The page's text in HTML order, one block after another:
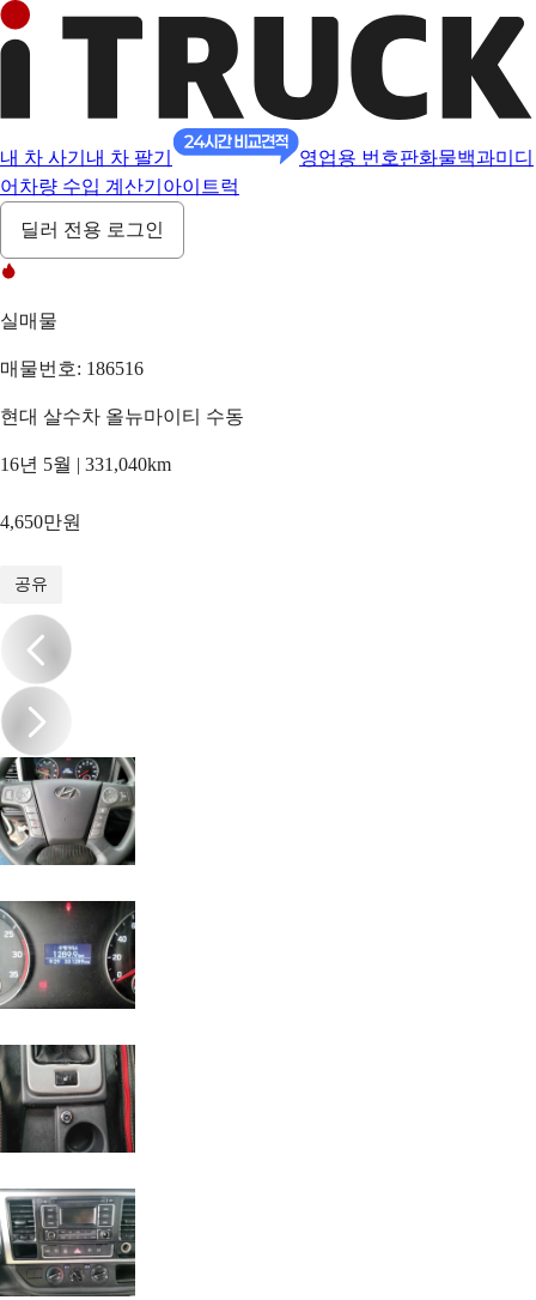
내 차 사기 내 차 팔기 영업용 번호판화물백과미디
어 차량 수입 계산기 아이트럭
딜러 전용 로그인
실매물
매물번호: 186516
현대 살수차 올뉴마이티 수동
16년 5월 | 331,040km
4,650만원
공유
/16